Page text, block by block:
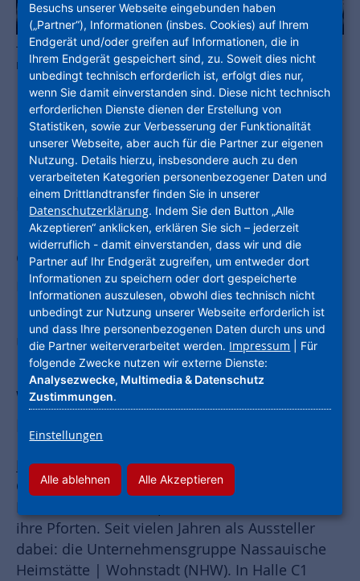
Tradition bei der Expo Real: Der Hessen-Treff am Stand der NHW.
Foto: NHW
Unternehmensgruppe Nassauische
Heimstätte | Wohnstadt (NHW)
präsentiert sich mit umfangreichen
Fachprogramm ab dem 7. Oktober auf
der Expo Real in München / Viele
namhafte Experten, darunter
Bundesbauministerin Klara Geywitz,
und Kommunalvertreter auf den
Fachforen in Halle C1 Stand 440 /
Wieder mit dabei: die hubitation finals
küren die interessantesten Startups.
Frankfurt am Main / München- Vom 7. bis 9.
Oktober öffnet Europas größte
ihre Pforten. Seit vielen Jahren als Aussteller
dabei: die Unternehmensgruppe Nassauische
Heimstätte | Wohnstadt (NHW). In Halle C1
Besuchs unserer Webseite eingebunden haben
(„Partner“), Informationen (insbes. Cookies) auf Ihrem
Endgerät und/oder greifen auf Informationen, die in
Ihrem Endgerät gespeichert sind, zu. Soweit dies nicht
unbedingt technisch erforderlich ist, erfolgt dies nur,
wenn Sie damit einverstanden sind. Diese nicht technisch
erforderlichen Dienste dienen der Erstellung von
Statistiken, sowie zur Verbesserung der Funktionalität
unserer Webseite, aber auch für die Partner zur eigenen
Nutzung. Details hierzu, insbesondere auch zu den
verarbeiteten Kategorien personenbezogener Daten und
einem Drittlandtransfer finden Sie in unserer
Datenschutzerklärung. Indem Sie den Button „Alle
Akzeptieren“ anklicken, erklären Sie sich – jederzeit
widerruflich - damit einverstanden, dass wir und die
Partner auf Ihr Endgerät zugreifen, um entweder dort
Informationen zu speichern oder dort gespeicherte
Informationen auszulesen, obwohl dies technisch nicht
unbedingt zur Nutzung unserer Webseite erforderlich ist
und dass Ihre personenbezogenen Daten durch uns und
die Partner weiterverarbeitet werden. Impressum | Für
folgende Zwecke nutzen wir externe Dienste:
Analysezwecke, Multimedia & Datenschutz
Zustimmungen.
Einstellungen
Alle ablehnen Alle Akzeptieren